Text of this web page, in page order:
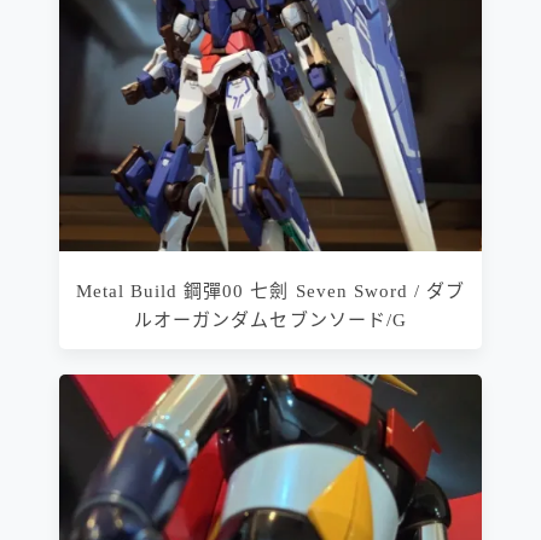
Metal Build 鋼彈00 七劍 Seven Sword / ダブ
ルオーガンダムセブンソード/G